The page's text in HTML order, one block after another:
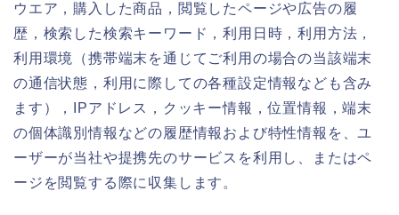
ウエア，購入した商品，閲覧したページや広告の履
歴，検索した検索キーワード，利用日時，利用方法，
利用環境（携帯端末を通じてご利用の場合の当該端末
の通信状態，利用に際しての各種設定情報なども含み
ます），IPアドレス，クッキー情報，位置情報，端末
の個体識別情報などの履歴情報および特性情報を、ユ
ーザーが当社や提携先のサービスを利用し、またはペ
ージを閲覧する際に収集します。